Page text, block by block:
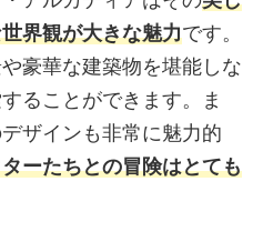
界観が大きな魅力です。
豪華な建築物を堪能しな
ることができます。ま
ザインも非常に魅力的
ーたちとの冒険はとても